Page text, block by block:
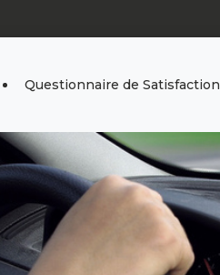
Questionnaire de Satisfaction